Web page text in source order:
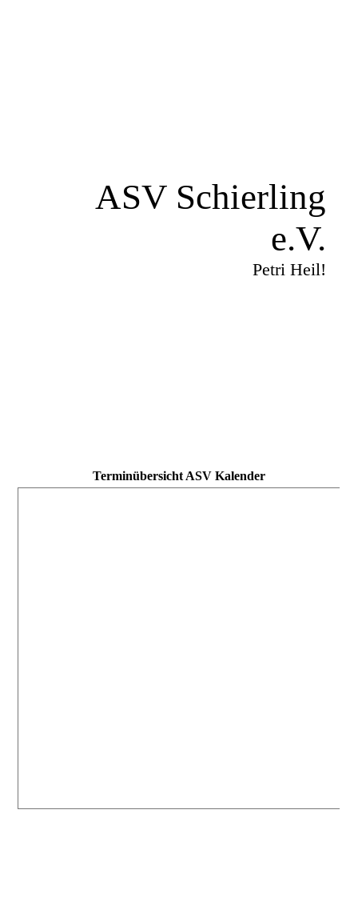
ASV Schierling
e.V.
Petri Heil!
Terminübersicht ASV Kalender